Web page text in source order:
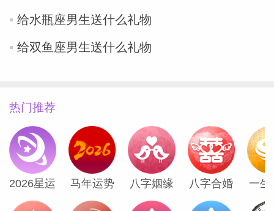
miller
给水瓶座男生送什么礼物
给双鱼座男生送什么礼物
热门推荐
2026星运 马年运势 八字姻缘 八字合婚 一生